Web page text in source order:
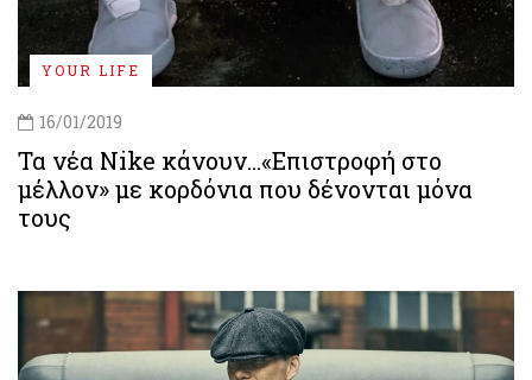
YOUR LIFE
16/01/2019
Τα νέα Nike κάνουν...«Επιστροφή στο
μέλλον» με κορδόνια που δένονται μόνα
τους